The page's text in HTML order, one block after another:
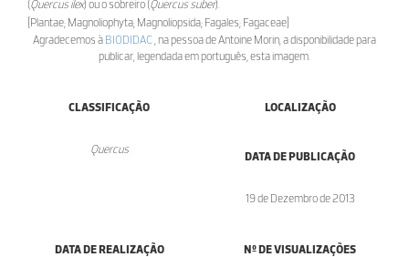
(Quercus ilex) ou o sobreiro (Quercus suber).
[Plantae; Magnoliophyta; Magnoliopsida; Fagales; Fagaceae]
Agradecemos à BIODIDAC , na pessoa de Antoine Morin, a disponibilidade para
publicar, legendada em português, esta imagem.
CLASSIFICAÇÃO
Quercus
LOCALIZAÇÃO
DATA DE PUBLICAÇÃO
19 de Dezembro de 2013
DATA DE REALIZAÇÃO Nº DE VISUALIZAÇÕES